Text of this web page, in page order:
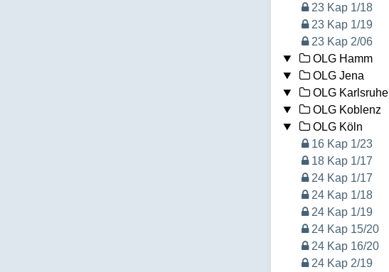
23 Kap 1/18
23 Kap 1/19
23 Kap 2/06
OLG Hamm
OLG Jena
OLG Karlsruhe
OLG Koblenz
OLG Köln
16 Kap 1/23
18 Kap 1/17
24 Kap 1/17
24 Kap 1/18
24 Kap 1/19
24 Kap 15/20
24 Kap 16/20
24 Kap 2/19